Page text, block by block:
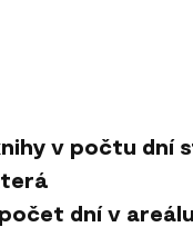
v počtu dní
dní v